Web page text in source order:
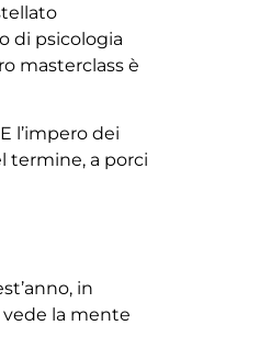
di psicologia
masterclass è
l’impero dei
termine, a porci
in
la mente